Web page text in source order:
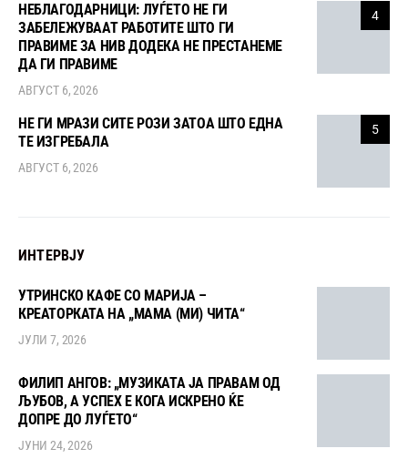
4
НЕБЛАГОДАРНИЦИ: ЛУЃЕТО НЕ ГИ
ЗАБЕЛЕЖУВААТ РАБОТИТЕ ШТО ГИ
ПРАВИМЕ ЗА НИВ ДОДЕКА НЕ ПРЕСТАНЕМЕ
ДА ГИ ПРАВИМЕ
АВГУСТ 6, 2026
5
НЕ ГИ МРАЗИ СИТЕ РОЗИ ЗАТОА ШТО ЕДНА
ТЕ ИЗГРЕБАЛА
АВГУСТ 6, 2026
ИНТЕРВЈУ
УТРИНСКО КАФЕ СО МАРИЈА –
КРЕАТОРКАТА НА „МАМА (МИ) ЧИТА“
ЈУЛИ 7, 2026
ФИЛИП АНГОВ: „МУЗИКАТА ЈА ПРАВАМ ОД
ЉУБОВ, А УСПЕХ Е КОГА ИСКРЕНО ЌЕ
ДОПРЕ ДО ЛУЃЕТО“
ЈУНИ 24, 2026